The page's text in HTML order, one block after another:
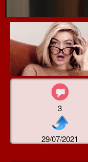
3
29/07/2021